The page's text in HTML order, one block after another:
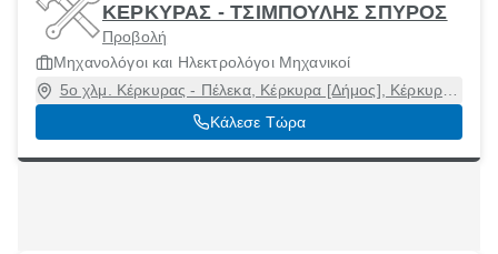
ΚΕΡΚΥΡΑΣ - ΤΣΙΜΠΟΥΛΗΣ ΣΠΥΡΟΣ
Προβολή
Μηχανολόγοι και Ηλεκτρολόγοι Μηχανικοί
5ο χλμ. Κέρκυρας - Πέλεκα, Κέρκυρα [Δήμος], Κέρκυρα,
49100
Κάλεσε Τώρα